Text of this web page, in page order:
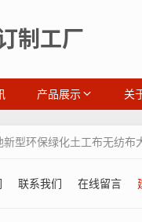
制工厂
产品展示 关
新型环保绿化土工布无纺
联系我们 在线留言